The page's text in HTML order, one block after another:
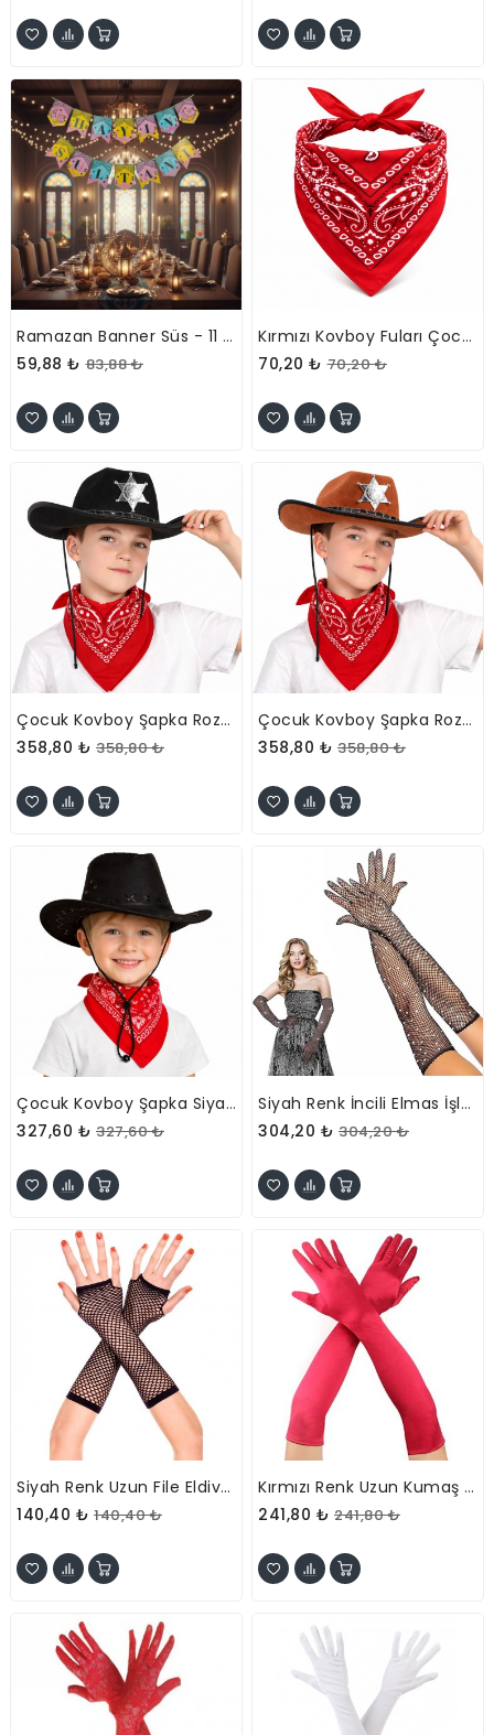
Ramazan Banner Süs - 11 Ayın Sultanı
59,88 ₺ 83,88 ₺
Kırmızı Kovboy Fuları Çocuk Bandana
70,20 ₺ 70,20 ₺
Çocuk Kovboy Şapka Rozetli Siyah Ve Kırmızı Bandana Seti
358,80 ₺ 358,80 ₺
Çocuk Kovboy Şapka Rozetli Kahverengi Ve Kırmızı Bandana Seti
358,80 ₺ 358,80 ₺
Çocuk Kovboy Şapka Siyah Ve Kırmızı Bandana Seti
327,60 ₺ 327,60 ₺
Siyah Renk İncili Elmas İşlemeli File Örgü Uzun Eldiven
304,20 ₺ 304,20 ₺
Siyah Renk Uzun File Eldiven
140,40 ₺ 140,40 ₺
Kırmızı Renk Uzun Kumaş Eldiven
241,80 ₺ 241,80 ₺